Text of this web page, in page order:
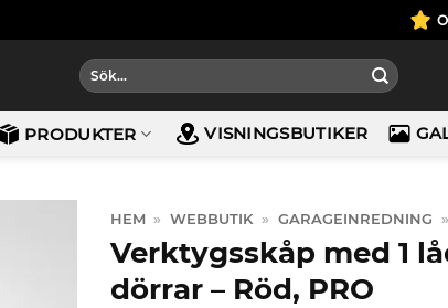
Sök
efter:
PRODUKTER VISNINGSBUTIKER
HEM » WEBBUTIK » GARAGEINREDNING »
Verktygsskåp med 1
dörrar – Röd, PRO